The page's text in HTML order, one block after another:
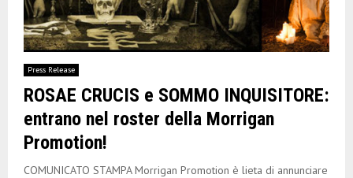
Press Release
ROSAE CRUCIS e SOMMO INQUISITORE:
entrano nel roster della Morrigan
Promotion!
COMUNICATO STAMPA Morrigan Promotion è lieta di annunciare